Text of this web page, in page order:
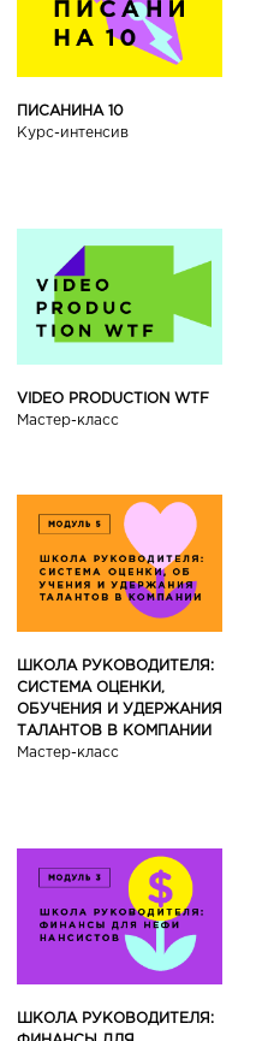
ПИСАНИНА 10
Курс-интенсив
VIDEO PRODUCTION WTF
Мастер-класс
ШКОЛА РУКОВОДИТЕЛЯ:
СИСТЕМА ОЦЕНКИ,
ОБУЧЕНИЯ И УДЕРЖАНИЯ
ТАЛАНТОВ В КОМПАНИИ
Мастер-класс
ШКОЛА РУКОВОДИТЕЛЯ: